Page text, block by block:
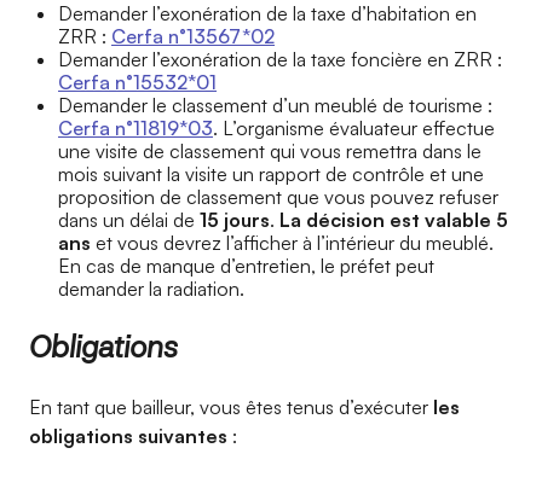
Demander l’exonération de la taxe d’habitation en
ZRR : Cerfa n°13567*02
Demander l’exonération de la taxe foncière en ZRR :
Cerfa n°15532*01
Demander le classement d’un meublé de tourisme :
Cerfa n°11819*03. L’organisme évaluateur effectue
une visite de classement qui vous remettra dans le
mois suivant la visite un rapport de contrôle et une
proposition de classement que vous pouvez refuser
dans un délai de 15 jours. La décision est valable 5
ans et vous devrez l’afficher à l’intérieur du meublé.
En cas de manque d’entretien, le préfet peut
demander la radiation.
Obligations
En tant que bailleur, vous êtes tenus d’exécuter les
obligations suivantes :